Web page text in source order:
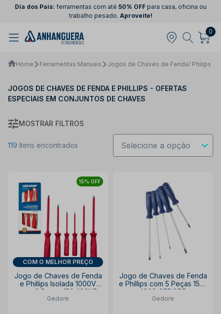
Dia dos Pais: ferramentas com até 50% OFFpara casa, oficina ou
trabalho pesado. Aproveite!
0
Home Ferramentas Manuais Jogos de Chaves de Fenda/ Philips
JOGOS DE CHAVES DE FENDA E PHILLIPS - OFERTAS
ESPECIAIS EM CONJUNTOS DE CHAVES
MOSTRAR FILTROS
119 Itens encontrados
15% OFF
COM O MELHOR PREÇO
Jogo de Chaves de Fenda
e Phillips Isolada 1000V
com 6 Peças 150-160NR
GEDORE
Gedore
Jogo de Chaves de Fenda
e Phillips com 5 Peças 150-
160S GEDORE
Gedore